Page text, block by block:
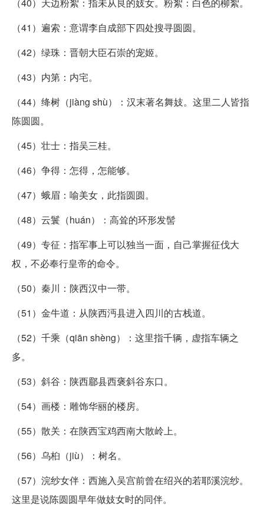
（40）天边粉絮：指未从良的妓女。粉絮：白色的柳絮。
（41）遍索：意谓李自成部下四处搜寻圆圆。
（42）绿珠：晋朝大臣石崇的宠姬。
（43）内第：内宅。
（44）绛树（jiàng shù）：汉末著名舞妓。这里二人皆指
陈圆圆。
（45）壮士：指吴三桂。
（46）争得：怎得，怎能够。
（47）蛾眉：喻美女，此指圆圆。
（48）云鬟（huán）：高耸的环形发髻
（49）专征：指军事上可以独当一面，自己掌握征伐大
权，不必奉行皇帝的命令。
（50）秦川：陕西汉中一带。
（51）金牛道：从陕西沔县进入四川的古栈道。
（52）千乘（qiān shèng）：这里指千辆，虚指车辆之
多。
（53）斜谷：陕西郿县西褒斜谷东口。
（54）画楼：雕饰华丽的楼房。
（55）散关：在陕西宝鸡西南大散岭上。
（56）乌桕（jiù）：树名。
（57）浣纱女伴：西施入吴宫前曾在绍兴的若耶溪浣纱。
这里是说陈圆圆早年做妓女时的同伴。